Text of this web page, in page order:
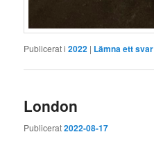
Publicerat i 2022 | Lämna ett svar
London
Publicerat2022-08-17